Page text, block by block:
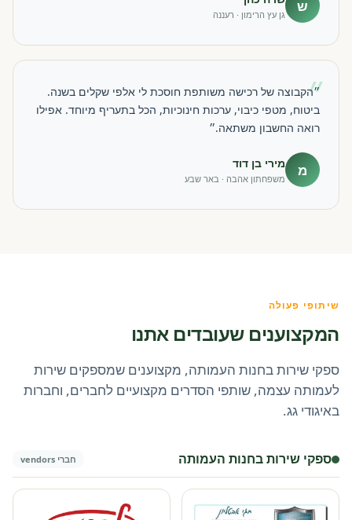
ש גן עץ הרימון · רעננה
״
״הקבוצה של רכישה משותפת חוסכת לי אלפי שקלים בשנה.
ביטוח, מטפי כיבוי, ערכות חינוכיות, הכל בתעריף מיוחד. אפילו
רואה החשבון משתאה.״
מ מירי בן דוד
משפחתון אהבה · באר שבע
שיתופי פעולה
המקצוענים שעובדים אתנו
ספקי שירות בחנות העמותה, מקצוענים שמספקים שירות
לעמותה עצמה, שותפי הסדרים מקצועיים לחברים, וחברות
באיגודי גג.
ספקי שירות בחנות העמותה חברי vendors